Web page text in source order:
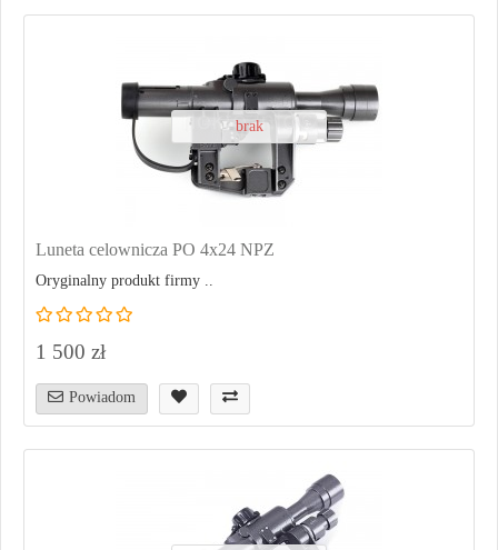
brak
Luneta celownicza PO 4x24 NPZ
Oryginalny produkt firmy ..
1 500 zł
Powiadom